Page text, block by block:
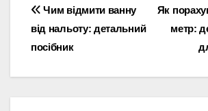
Навігація
записів
Як
метр:
Чим відмити ванну
від нальоту: детальний
посібник